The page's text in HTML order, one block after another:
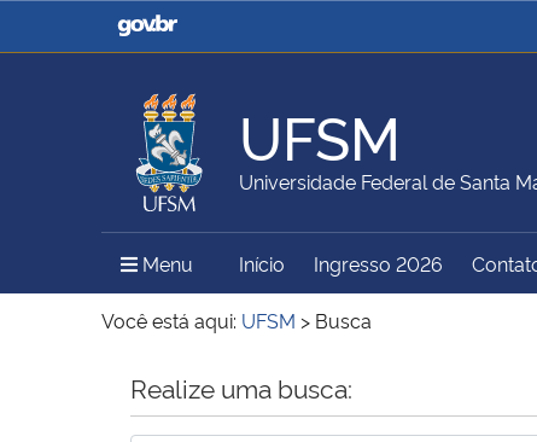
Casa Civil
Ministério da Justiça e
Ministério da Agricultura,
Pecuária e Abastecimento
Ministério da Educação
Ministério do Meio Ambiente Ministério do Turismo
UFSM
Universidade Federal de Santa
Menu Menu Principal do Sítio
Início Ingresso 2026
Você está aqui: UFSM > Busca
Início do conteúdo
Realize uma busca: